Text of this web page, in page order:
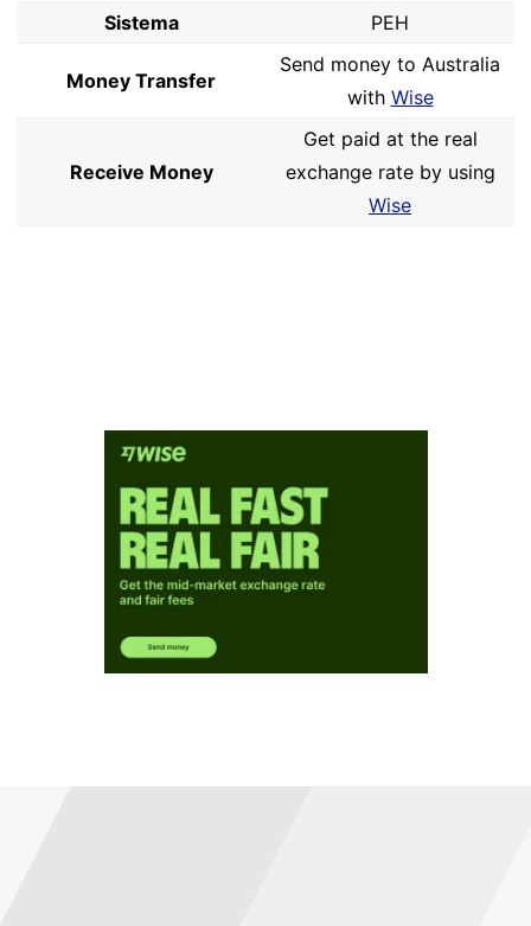
Sistema
PEH
Money Transfer
Send money to Australia
with Wise
Receive Money
Get paid at the real
exchange rate by using
Wise